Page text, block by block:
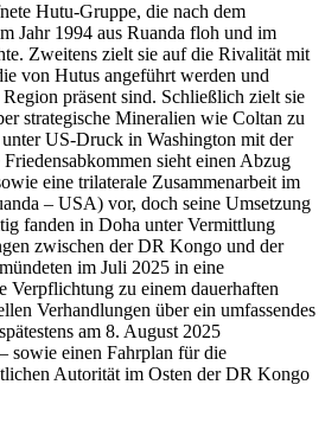
Hutu-Gruppe, die nach dem
Jahr 1994 aus Ruanda floh und im
Zweitens zielt sie auf die Rivalität mit
von Hutus angeführt werden und
präsent sind. Schließlich zielt sie
strategische Mineralien wie Coltan zu
US-Druck in Washington mit der
sieht einen Abzug
eine trilaterale Zusammenarbeit im
– USA) vor, doch seine Umsetzung
fanden in Doha unter Vermittlung
zwischen der DR Kongo und der
im Juli 2025 in eine
Verpflichtung zu einem dauerhaften
Verhandlungen über ein umfassendes
am 8. August 2025
sowie einen Fahrplan für die
Autorität im Osten der DR Kongo